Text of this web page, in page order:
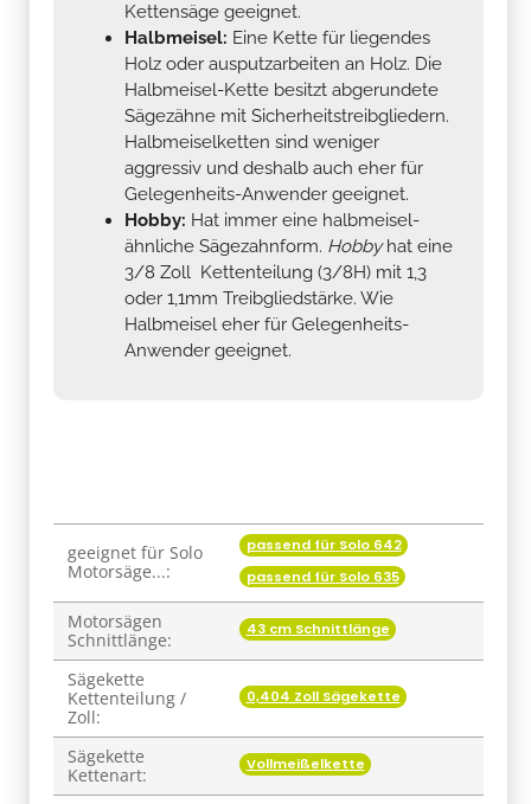
Kettensäge geeignet.
Halbmeisel: Eine Kette für liegendes
Holz oder ausputzarbeiten an Holz. Die
Halbmeisel-Kette besitzt abgerundete
Sägezähne mit Sicherheitstreibgliedern.
Halbmeiselketten sind weniger
aggressiv und deshalb auch eher für
Gelegenheits-Anwender geeignet.
Hobby: Hat immer eine halbmeisel-
ähnliche Sägezahnform. Hobbyhat eine
3/8 Zoll Kettenteilung (3/8H) mit 1,3
oder 1,1mm Treibgliedstärke. Wie
Halbmeisel eher für Gelegenheits-
Anwender geeignet.
Produkteigenschaft
Wert
geeignet für Solo
Motorsäge...:
passend für Solo 642
passend für Solo 635
Motorsägen
Schnittlänge:
43 cm Schnittlänge
Sägekette
Kettenteilung /
Zoll:
0,404 Zoll Sägekette
Sägekette
Kettenart:
Vollmeißelkette